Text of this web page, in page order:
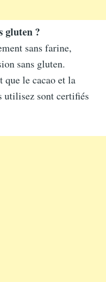
gluten ?
sans farine,
sans gluten.
que le cacao et la
utilisez sont certifiés